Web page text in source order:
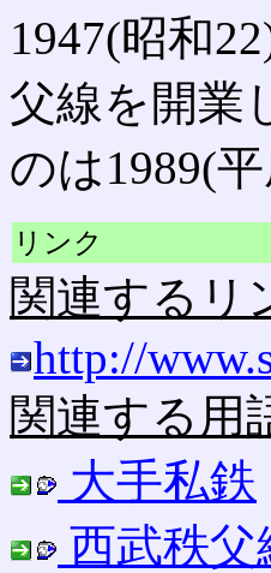
1947(昭和
父線を開業
のは1989(
リンク
関連するリ
http://
関連する用
大手私鉄
西武秩父